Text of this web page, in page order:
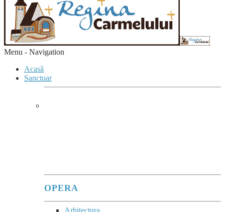
Menu - Navigation
Acasă
Sanctuar
OPERA
Arhitectura